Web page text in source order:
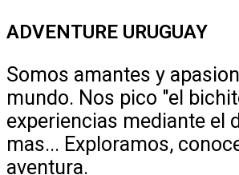
ADVENTURE URUGUAY
Somos amantes y
mundo. Nos pico "el
experiencias mediante el
mas... Exploramos,
aventura.